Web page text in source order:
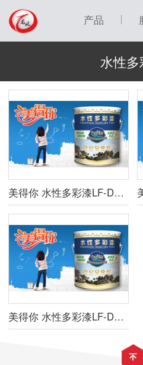
产品
水性
美得你 水性多彩漆LF-DCQ（平面型）
美得你 水性多彩漆LF-DCQ（彩片型）